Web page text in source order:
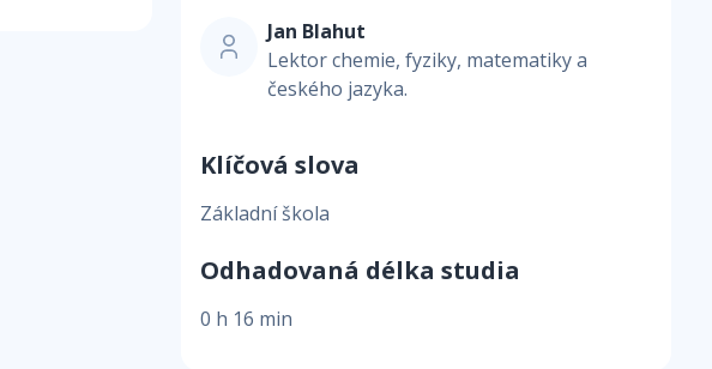
Jan Blahut
Lektor chemie, fyziky, matematiky a
českého jazyka.
Klíčová slova
Základní škola
Odhadovaná délka studia
0 h 16 min